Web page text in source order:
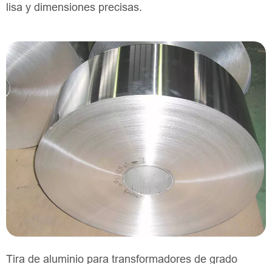
lisa y dimensiones precisas.
Tira de aluminio para transformadores de grado